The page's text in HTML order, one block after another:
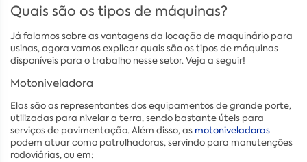
Quais são os tipos de máquinas?
Já falamos sobre as vantagens da locação de maquinário para
usinas, agora vamos explicar quais são os tipos de máquinas
disponíveis para o trabalho nesse setor. Veja a seguir!
Motoniveladora
Elas são as representantes dos equipamentos de grande porte,
utilizadas para nivelar a terra, sendo bastante úteis para
serviços de pavimentação. Além disso, as motoniveladoras
podem atuar como patrulhadoras, servindo para manutenções
rodoviárias, ou em: